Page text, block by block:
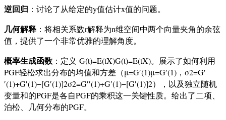
逆回归 ：讨论了从给定的y值估计x值的问题。
几何解释 ：将相关系数r解释为n维空间中两个向量夹角的余弦
值，提供了一个非常优雅的理解角度。
概率生成函数 ：定义 G(t)=E(tX)G(t)=E(tX)。展示了如何利用
PGF轻松求出分布的均值和方差（μ=G′(1)μ=G′(1) ， σ2=G′
′(1)+G′(1)−[G′(1)]2σ2=G′′(1)+G′(1)−[G′(1)]2），以及独立随机
变量和的PGF是各自PGF的乘积这一关键性质。给出了二项、
泊松、几何分布的PGF。